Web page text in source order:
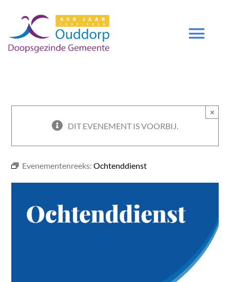
inhoud
DEUTSCH
DGO 400 JAAR
DIT EVENEMENT IS VOORBIJ.
×
Evenementenreeks:Ochtenddienst